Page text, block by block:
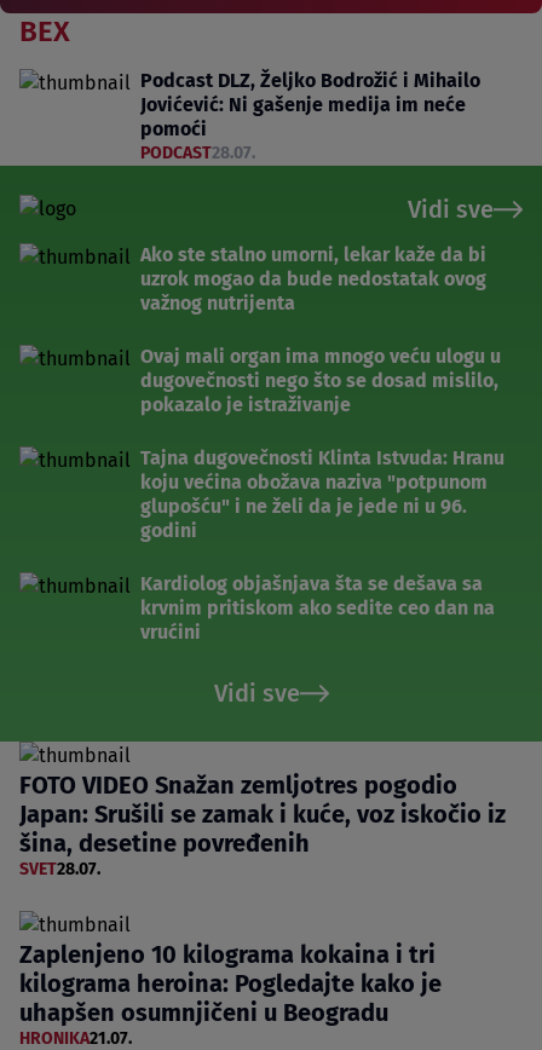
BEX
Podcast DLZ, Željko Bodrožić i Mihailo
Jovićević: Ni gašenje medija im neće
pomoći
PODCAST28.07.
Vidi sve
Ako ste stalno umorni, lekar kaže da bi
uzrok mogao da bude nedostatak ovog
važnog nutrijenta
Ovaj mali organ ima mnogo veću ulogu u
dugovečnosti nego što se dosad mislilo,
pokazalo je istraživanje
Tajna dugovečnosti Klinta Istvuda: Hranu
koju većina obožava naziva "potpunom
glupošću" i ne želi da je jede ni u 96.
godini
Kardiolog objašnjava šta se dešava sa
krvnim pritiskom ako sedite ceo dan na
vrućini
Vidi sve
FOTO VIDEO Snažan zemljotres pogodio
Japan: Srušili se zamak i kuće, voz iskočio iz
šina, desetine povređenih
SVET28.07.
Zaplenjeno 10 kilograma kokaina i tri
kilograma heroina: Pogledajte kako je
uhapšen osumnjičeni u Beogradu
HRONIKA21.07.